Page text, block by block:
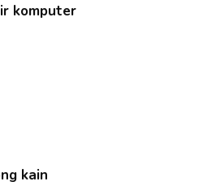
komputer
kain